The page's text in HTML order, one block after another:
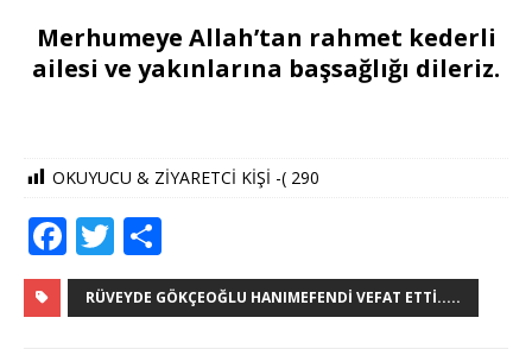
Merhumeye Allah’tan rahmet kederli
ailesi ve yakınlarına başsağlığı dileriz.
OKUYUCU & ZİYARETCİ KİŞİ -( 290
F
a
c
T
w
it
h
ar
RÜVEYDE GÖKÇEOĞLU HANIMEFENDI VEFAT ETTI.....